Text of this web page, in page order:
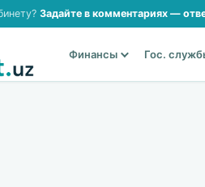
Задайте в комментариях —
Финансы Гос.